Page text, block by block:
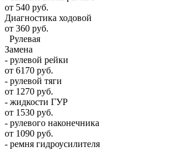
от 540 руб.
Диагностика ходовой
от 360 руб.
Рулевая
Замена
- рулевой рейки
от 6170 руб.
- рулевой тяги
от 1270 руб.
- жидкости ГУР
от 1530 руб.
- рулевого наконечника
от 1090 руб.
- ремня гидроусилителя